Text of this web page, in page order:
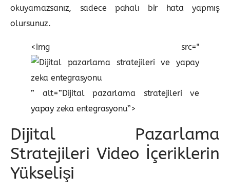
okuyamazsanız, sadece pahalı bir hata yapmış
olursunuz.
<img src="
” alt=”Dijital pazarlama stratejileri ve
yapay zeka entegrasyonu”>
Dijital Pazarlama
Stratejileri Video İçeriklerin
Yükselişi